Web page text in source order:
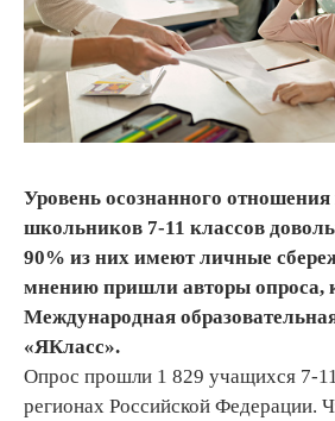
Уровень осознанного
школьников 7-11 классов
90% из них имеют личные
мнению пришли авторы опроса,
Международная
«ЯКласс».
Опрос прошли 1 829 учащихся 7-
регионах Российской Федерации.